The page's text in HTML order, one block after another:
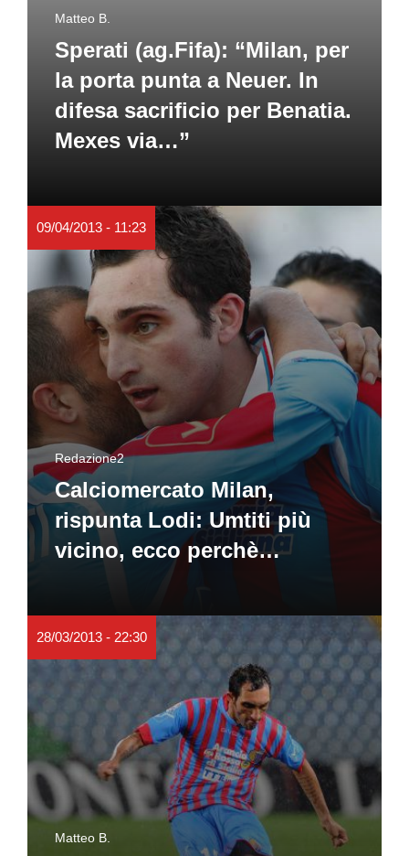
Matteo B.
Sperati (ag.Fifa): “Milan, per
la porta punta a Neuer. In
difesa sacrificio per Benatia.
Mexes via…”
09/04/2013 - 11:23
Redazione2
Calciomercato Milan,
rispunta Lodi: Umtiti più
vicino, ecco perchè…
28/03/2013 - 22:30
Matteo B.